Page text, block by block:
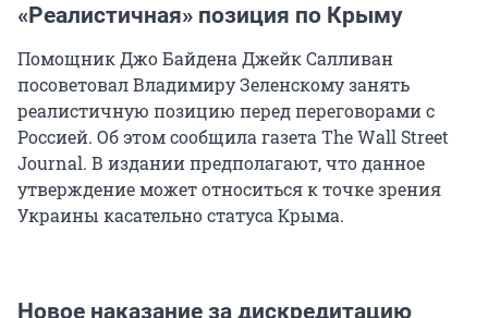
«Реалистичная» позиция по Крыму
Помощник Джо Байдена Джейк Салливан
посоветовал Владимиру Зеленскому занять
реалистичную позицию перед переговорами с
Россией. Об этом сообщила газета The Wall Street
Journal. В издании предполагают, что данное
утверждение может относиться к точке зрения
Украины касательно статуса Крыма.
Новое наказание за дискредитацию